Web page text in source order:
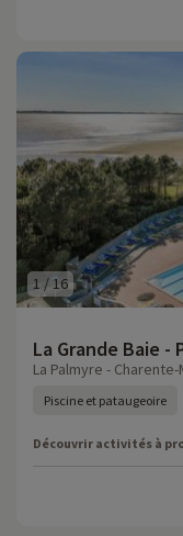
1 / 16
La Grande Baie -
La Palmyre -
Piscine et pataugeoire
Découvrir activités à